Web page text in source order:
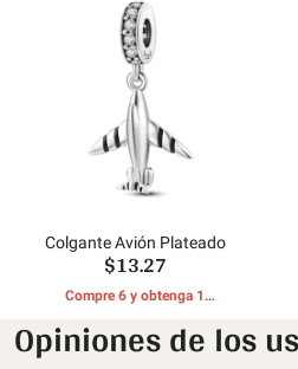
Colgante Avión Plateado
$13.27
Compre 6 y obtenga 1
Opiniones de los